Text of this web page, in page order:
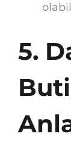
5.